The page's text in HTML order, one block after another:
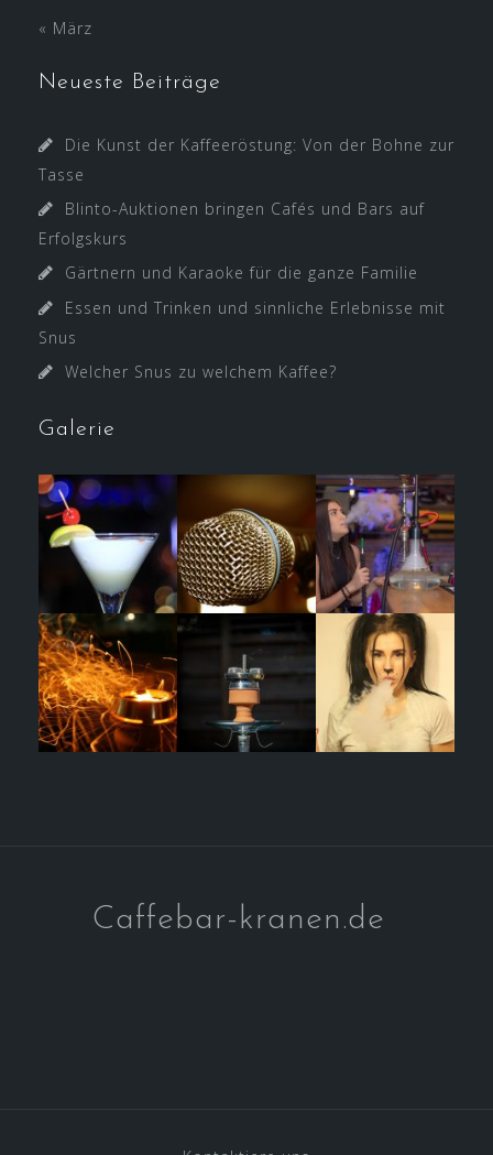
« März
Neueste Beiträge
Die Kunst der Kaffeeröstung: Von der Bohne zur
Tasse
Blinto-Auktionen bringen Cafés und Bars auf
Erfolgskurs
Gärtnern und Karaoke für die ganze Familie
Essen und Trinken und sinnliche Erlebnisse mit
Snus
Welcher Snus zu welchem Kaffee?
Galerie
Caffebar-kranen.de